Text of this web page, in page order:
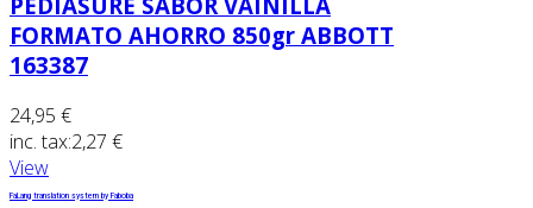
FORMATO AHORRO 850gr ABBOTT
163387
24,95 €
inc. tax:2,27 €
View
FaLang translation system by Faboba